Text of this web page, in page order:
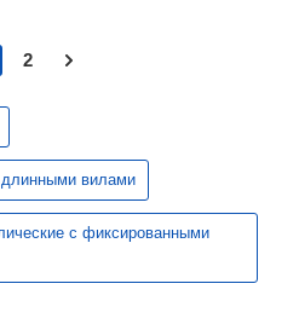
2
длинными вилами
с фиксированными